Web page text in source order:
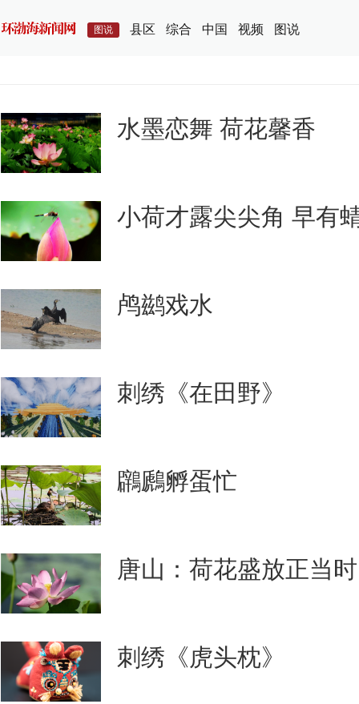
图说 县区 综合 中国 视频 图说
水墨恋舞 荷花馨香
小荷才露尖尖角 早有
鸬鹚戏水
刺绣《在田野》
鸊鷉孵蛋忙
唐山：荷花盛放正当时
刺绣《虎头枕》